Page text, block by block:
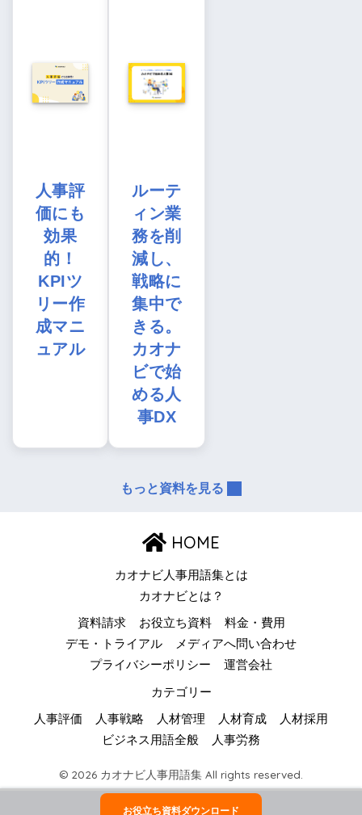
人事評
価にも
効果
的！
KPIツ
リー作
成マニ
ュアル
ルーテ
ィン業
務を削
減し、
戦略に
集中で
きる。
カオナ
ビで始
める人
事DX
もっと資料を見る
HOME
カオナビ人事用語集とは
カオナビとは？
資料請求 お役立ち資料
料金・費用
デモ・トライアル
メディアへ問い合わせ
プライバシーポリシー
運営会社
カテゴリー
人事評価 人事戦略 人材管理 人材育成
人材採用
ビジネス用語全般
人事労務
© 2026 カオナビ人事用語集 All rights reserved.
お役立ち資料ダウンロード